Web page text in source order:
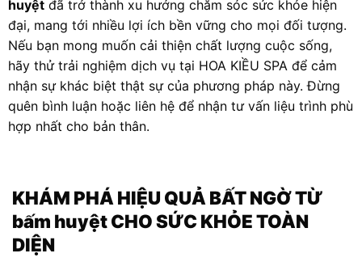
huyệt đã trở thành xu hướng chăm sóc sức khỏe hiện
đại, mang tới nhiều lợi ích bền vững cho mọi đối tượng.
Nếu bạn mong muốn cải thiện chất lượng cuộc sống,
hãy thử trải nghiệm dịch vụ tại HOA KIỀU SPA để cảm
nhận sự khác biệt thật sự của phương pháp này. Đừng
quên bình luận hoặc liên hệ để nhận tư vấn liệu trình phù
hợp nhất cho bản thân.
KHÁM PHÁ HIỆU QUẢ BẤT NGỜ TỪ
bấm huyệtCHO SỨC KHỎE TOÀN
DIỆN